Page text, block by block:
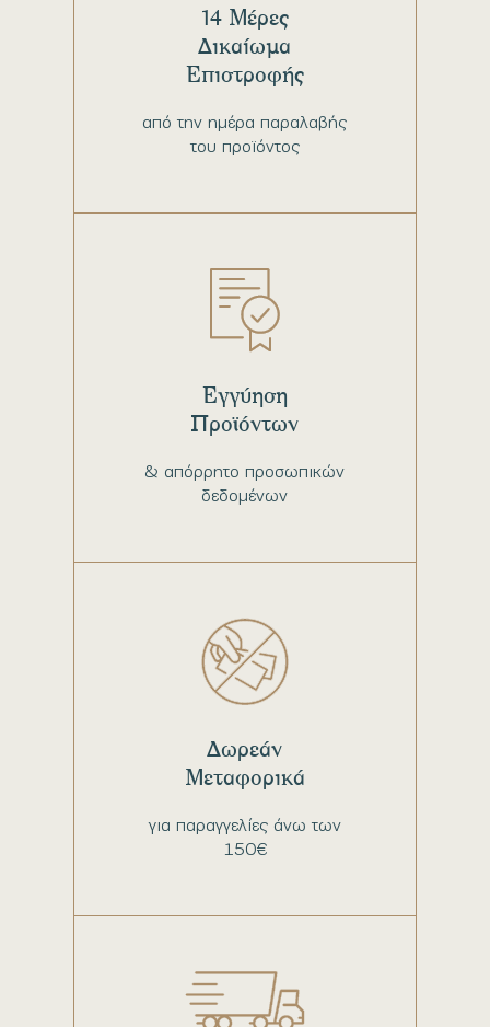
από την ημέρα παραλαβής
του προϊόντος
14 Μέρες
Δικαίωμα
Επιστροφής
& απόρρητο προσωπικών
δεδομένων
Εγγύηση
Προϊόντων
για παραγγελίες άνω των
150€
Δωρεάν
Μεταφορικά